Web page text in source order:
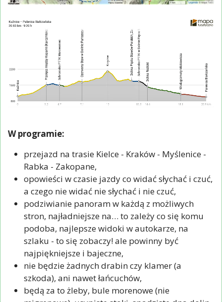
W programie:
przejazd na trasie Kielce - Kraków - Myślenice -
Rabka - Zakopane,
opowieści w czasie jazdy co widać słychać i czuć,
a czego nie widać nie słychać i nie czuć,
podziwianie panoram w każdą z możliwych
stron, najładniejsze na… to zależy co się komu
podoba, najlepsze widoki w autokarze, na
szlaku - to się zobaczy! ale powinny być
najpiękniejsze i bajeczne,
nie będzie żadnych drabin czy klamer (a
szkoda), ani nawet łańcuchów,
będą za to żleby, bule morenowe (nie